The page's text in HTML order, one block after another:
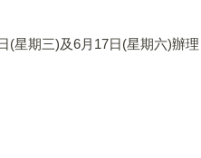
「國家環境教育獎培訓課程」，請貴單位協助轉知